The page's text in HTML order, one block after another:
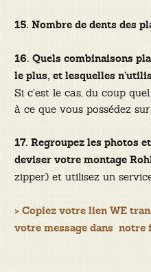
15. Nombre de dents des
16. Quels combinaisons
le plus, et lesquelles
Si c’est le cas, du coup
à ce que vous possédez
17. Regroupez les photos
deviser votre montage
zipper) et utilisez un
> Copiez votre lien WE
votre message dans notre